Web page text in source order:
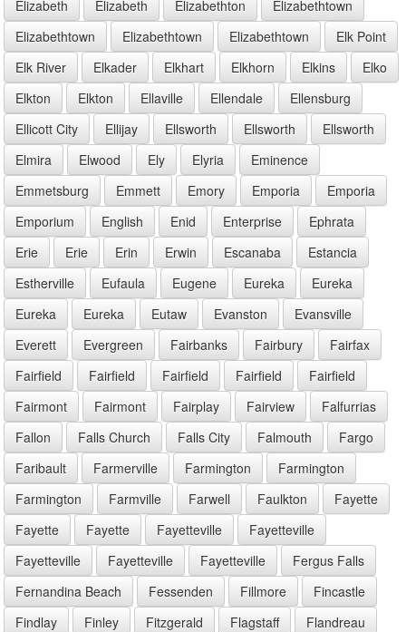
Elizabeth Elizabeth Elizabethton
Elizabethtown
Elizabethtown
Elizabethtown Elizabethtown
Elk Point
Elk River
Elkader Elkhart Elkhorn Elkins
Elko
Elkton
Elkton Ellaville Ellendale
Ellensburg
Ellicott City
Ellijay Ellsworth Ellsworth
Ellsworth
Elmira
Elwood Ely Elyria
Eminence
Emmetsburg
Emmett Emory Emporia
Emporia
Emporium
English Enid Enterprise
Ephrata
Erie
Erie Erin Erwin Escanaba
Estancia
Estherville
Eufaula Eugene Eureka
Eureka
Eureka
Eureka Eutaw Evanston
Evansville
Everett
Evergreen Fairbanks Fairbury
Fairfax
Fairfield
Fairfield Fairfield Fairfield
Fairfield
Fairmont
Fairmont Fairplay Fairview
Falfurrias
Fallon
Falls Church Falls City Falmouth
Fargo
Faribault
Farmerville Farmington
Farmington
Farmington
Farmville Farwell Faulkton
Fayette
Fayette
Fayette Fayetteville
Fayetteville
Fayetteville
Fayetteville Fayetteville
Fergus Falls
Fernandina Beach
Fessenden Fillmore
Fincastle
Findlay
Finley Fitzgerald Flagstaff
Flandreau